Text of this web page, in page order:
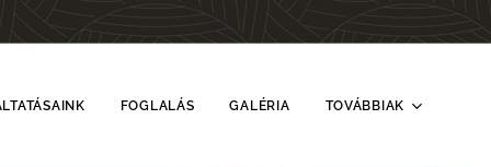
FOGLALÁS GALÉRIA TOVÁBBIAK